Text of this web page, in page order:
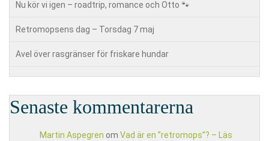
Nu kör vi igen – roadtrip, romance och Otto 🐾
Retromopsens dag – Torsdag 7 maj
Avel över rasgränser för friskare hundar
Senaste kommentarerna
Martin Aspegren om Vad är en ”retromops”? – Läs